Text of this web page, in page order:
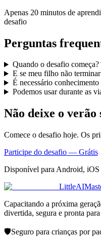
Apenas 20 minutos de
desafio
Perguntas
Quando o desafio começa?
E se meu filho não
É necessário
Podemos usar durante as
Não deixe o verão
Comece o desafio hoje. Os
Participe do desafio — Grátis
Disponível para Android, iOS
Capacitando a próxima
divertida, segura e pronta
🛡️Seguro para crianças por